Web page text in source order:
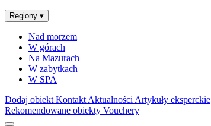
Regiony ▾
Nad morzem
W górach
Na Mazurach
W zabytkach
W SPA
Dodaj obiekt Kontakt Aktualności Artykuły eksperckie
Rekomendowane obiekty Vouchery